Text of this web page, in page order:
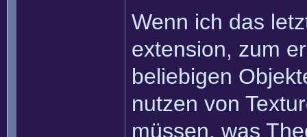
Wenn ich das
extension, zum
beliebigen
nutzen von
müssen, was